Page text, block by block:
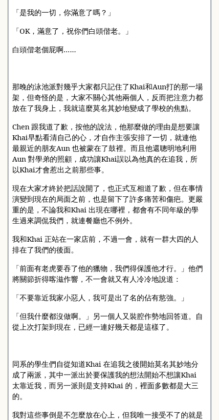
「是我的一切，你滿意了嗎？」
「OK，滿意了，祝你們白頭偕老。」
白頭偕老個屁啊……
那晚的泳池派對幾乎大家都只記住了Khai和Aun打的那一場
架，但奇怪的是，大家不關心其他兩個人，反而把注意力都
放在了我身上，我就這麼莫名其妙地變成了學校的焦點。
Chen 跟我道了歉，按他的說法，他那麼做的理由是想要讓
Khai早點看清自己的心，才自作主張安排了一切，就連他
最親近的朋友Aun 也被蒙在了鼓裡。而且他還聰明地利用
Aun 對學弟的照顧，成功讓Khai誤以為他真的在追我，所
以Khai才會惹出之前那些事。
現在大家才終於把話說開了，也正式互相道了歉，但在事情
演變到現在的局面之前，也是留下了許多痛苦和傷疤。更嚴
重的是，不論我和Khai 出現在哪裡，都會有不同年級的學
生過來調侃我們，就連餐廳也不例外。
我和Khai 正站在一家店前，不過一會，就有一群大四的人
排在了我們的後面。
「前面有老虎要吞了他的獵物，我們得保護他才行。」他們
將關節折得喀滋作響，不一會就又有人冷冷地說道：
「不要靠近我家小惡人，我可是出了名的佔有慾強。」
「但我什麼都沒做啊。」另一個人又裝腔作勢地回答道。自
從上次打架到現在，已經一連好幾天都是這樣了。
同系的學生們自從知道Khai 在追我之後開始莫名其妙地分
成了兩派，其中一派出於要保護我的想法開始不想讓Khai
太靠近我，而另一派則是支持Khai 的，裡面多數都是大三
的。
我對這些事倒是不怎麼放在心上，但我唯一接受不了的就是